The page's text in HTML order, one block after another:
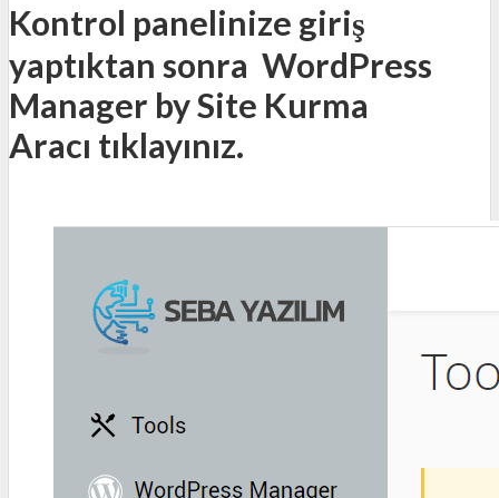
Kontrol panelinize giriş
yaptıktan sonra WordPress
Manager by Site Kurma
Aracı tıklayınız.